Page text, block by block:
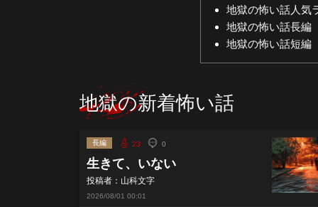
地獄の怖い話人気
地獄の怖い話長編
地獄の怖い話短編
地獄の新着怖い話
長編 23 0
生きて、いない
投稿者：山科文字
2026/08/01 00:01